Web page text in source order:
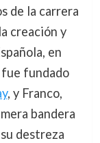
de la carrera
creación y
en
fundado
, y Franco,
bandera
destreza